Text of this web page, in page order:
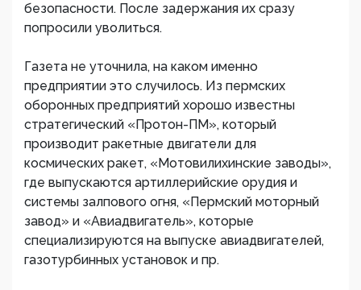
безопасности. После задержания их сразу
попросили уволиться.
Газета не уточнила, на каком именно
предприятии это случилось. Из пермских
оборонных предприятий хорошо известны
стратегический «Протон-ПМ», который
производит ракетные двигатели для
космических ракет, «Мотовилихинские заводы»,
где выпускаются артиллерийские орудия и
системы залпового огня, «Пермский моторный
завод» и «Авиадвигатель», которые
специализируются на выпуске авиадвигателей,
газотурбинных установок и пр.